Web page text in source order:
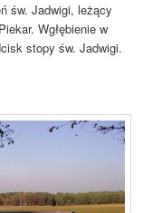
św. Jadwigi, leżący
Wgłębienie w
stopy św. Jadwigi.